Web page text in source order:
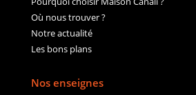
Où nous trouver ?
Notre actualité
Les bons plans
Nos enseignes